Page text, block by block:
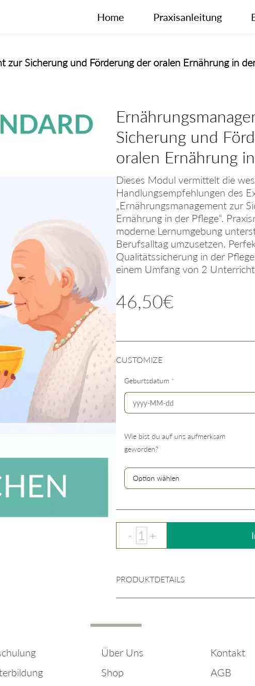
Home Praxisanleitung
zur Sicherung und Förderung der oralen Ernährung in
Sicherung und
oralen Ernährung
Dieses Modul vermittelt die
Handlungsempfehlungen des
„Ernährungsmanagement zur
Ernährung in der Pflege“.
moderne Lernumgebung
Berufsalltag umzusetzen.
Qualitätssicherung in der
einem Umfang von 2
46,50€
CUSTOMIZE
Geburtsdatum *
Wie bist du auf uns aufmerksam
geworden?
PRODUKTDETAILS
Über Uns
Shop
Kontakt
AGB